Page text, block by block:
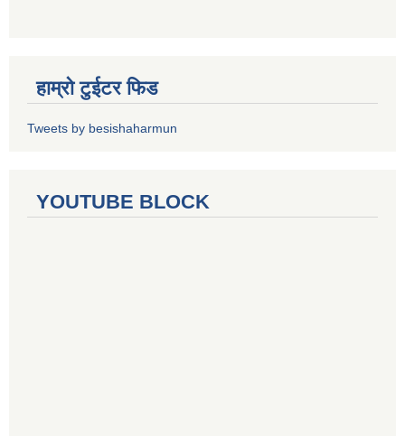
हाम्रो टुईटर फिड
Tweets by besishaharmun
YOUTUBE BLOCK